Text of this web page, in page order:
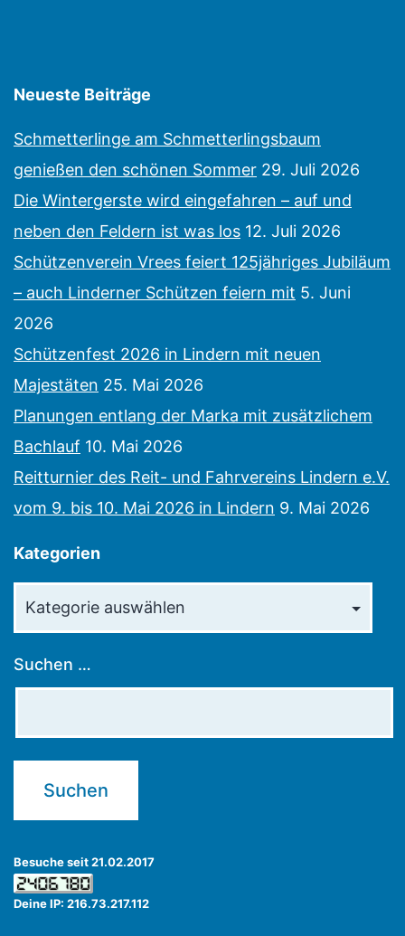
Neueste Beiträge
Schmetterlinge am Schmetterlingsbaum
genießen den schönen Sommer 29. Juli 2026
Die Wintergerste wird eingefahren – auf und
neben den Feldern ist was los 12. Juli 2026
Schützenverein Vrees feiert 125jähriges Jubiläum
– auch Linderner Schützen feiern mit 5. Juni
2026
Schützenfest 2026 in Lindern mit neuen
Majestäten 25. Mai 2026
Planungen entlang der Marka mit zusätzlichem
Bachlauf 10. Mai 2026
Reitturnier des Reit- und Fahrvereins Lindern e.V.
vom 9. bis 10. Mai 2026 in Lindern 9. Mai 2026
Kategorien
Suchen …
Besuche seit 21.02.2017
Deine IP: 216.73.217.112